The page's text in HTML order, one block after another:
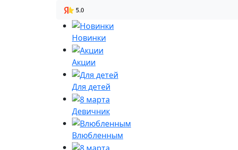
Новинки
Акции
Для детей
Девичник
Влюбленным